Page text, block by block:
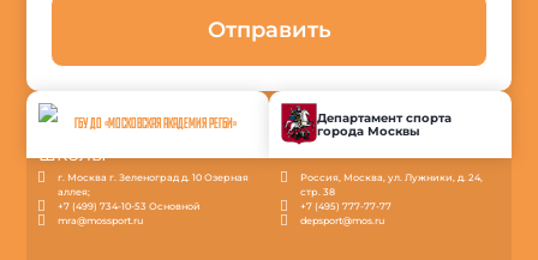
Отправить
ГБУ ДО «МОСКОВСКАЯ АКАДЕМИЯ РЕГБИ»
г. Москва г. Зеленоград д. 10 Озерная
аллея;
+7 (499) 734-10-53 Основной
mra@mossport.ru
Департамент спорта
города Москвы
Россия, Москва, ул. Лужники, д. 24,
стр. 38
+7 (495) 777-77-77
depsport@mos.ru